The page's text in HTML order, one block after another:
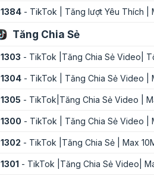
1384 - TikTok | Tăng lượt Yêu Thích |
Tăng Chia Sẻ
1303 - TikTok |Tăng Chia Sẻ Video|
1304 - TikTok | Tăng Chia Sẻ Video |
1305 - TikTok|Tăng Chia Sẻ Video |
1300 - TikTok | Tăng Chia Sẻ Video |
1302 - TikTok |Tăng Chia Sẻ | Max
1301 - TikTok |Tăng Chia Sẻ Video|